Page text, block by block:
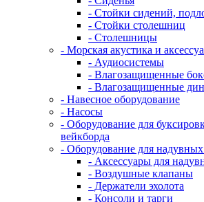
- Стойки сидений,
- Стойки столешниц
- Столешницы
- Морская акустика и
- Аудиосистемы
- Влагозащищенные
- Влагозащищенные
- Навесное оборудование
- Насосы
- Оборудование для
вейкборда
- Оборудование для
- Аксессуары для
- Воздушные клапаны
- Держатели эхолота
- Консоли и тарги